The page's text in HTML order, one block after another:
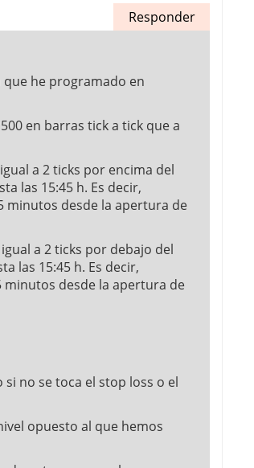
Responder
que he programado en
en barras tick a tick que a
a 2 ticks por encima del
las 15:45 h. Es decir,
minutos desde la apertura de
a 2 ticks por debajo del
las 15:45 h. Es decir,
desde la apertura de
no se toca el stop loss o el
opuesto al que hemos